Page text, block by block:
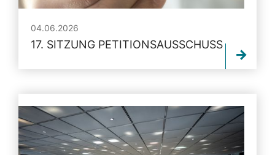
04.06.2026
17. SITZUNG PETITIONSAUSSCHUSS